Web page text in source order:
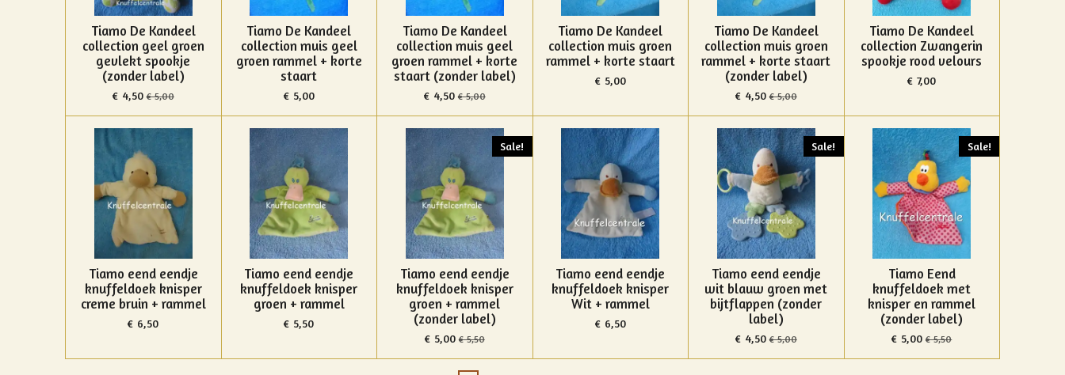
Tiamo De Kandeel
collection geel groen
gevlekt spookje
(zonder label)
€ 4,50 € 5,00
Tiamo De Kandeel
collection muis geel
groen rammel + korte
staart
€ 5,00
Tiamo De Kandeel
collection muis geel
groen rammel + korte
staart (zonder label)
€ 4,50 € 5,00
Tiamo De Kandeel
collection muis groen
rammel + korte staart
€ 5,00
Tiamo De Kandeel
collection muis groen
rammel + korte staart
(zonder label)
€ 4,50 € 5,00
Tiamo De Kandeel
collection Zwangerin
spookje rood velours
€ 7,00
Tiamo eend eendje
knuffeldoek knisper
creme bruin + rammel
€ 6,50
Tiamo eend eendje
knuffeldoek knisper
groen + rammel
€ 5,50
Sale!
Tiamo eend eendje
knuffeldoek knisper
groen + rammel
(zonder label)
€ 5,00 € 5,50
Tiamo eend eendje
knuffeldoek knisper
Wit + rammel
€ 6,50
Sale!
Tiamo eend eendje
wit blauw groen met
bijtflappen (zonder
label)
€ 4,50 € 5,00
Sale!
Tiamo Eend
knuffeldoek met
knisper en rammel
(zonder label)
€ 5,00 € 5,50